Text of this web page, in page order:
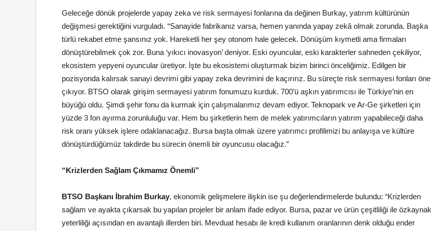
Geleceğe dönük projelerde yapay zeka ve risk sermayesi fonlarına da değinen Burkay, yatırım kültürünün
değişmesi gerektiğini vurguladı. “Sanayide fabrikanız varsa, hemen yanında yapay zekâ olmak zorunda. Başka
türlü rekabet etme şansınız yok. Hareketli her şey otonom hale gelecek. Dönüşüm kıymetli ama firmaları
dönüştürebilmek çok zor. Buna ‘yıkıcı inovasyon’ deniyor. Eski oyuncular, eski karakterler sahneden çekiliyor,
ekosistem yepyeni oyuncular üretiyor. İşte bu ekosistemi oluşturmak bizim birinci önceliğimiz. Edilgen bir
pozisyonda kalırsak sanayi devrimi gibi yapay zeka devrimini de kaçırırız. Bu süreçte risk sermayesi fonları öne
çıkıyor. BTSO olarak girişim sermayesi yatırım fonumuzu kurduk. 700’ü aşkın yatırımcısı ile Türkiye’nin en
büyüğü oldu. Şimdi şehir fonu da kurmak için çalışmalarımız devam ediyor. Teknopark ve Ar-Ge şirketleri için
yüzde 3 fon ayırma zorunluluğu var. Hem bu şirketlerin hem de melek yatırımcıların yatırım yapabileceği daha
risk oranı yüksek işlere odaklanacağız. Bursa başta olmak üzere yatırımcı profilimizi bu anlayışa ve kültüre
dönüştürdüğümüz takdirde bu sürecin önemli bir oyuncusu olacağız.”
“Krizlerden Sağlam Çıkmamız Önemli”
BTSO Başkanı İbrahim Burkay, ekonomik gelişmelere ilişkin ise şu değerlendirmelerde bulundu: “Krizlerden
sağlam ve ayakta çıkarsak bu yapılan projeler bir anlam ifade ediyor. Bursa, pazar ve ürün çeşitliliği ile özkaynak
yeterliliği açısından en avantajlı illerden biri. Mevduat hesabı ile kredi kullanım oranlarının denk olduğu ender